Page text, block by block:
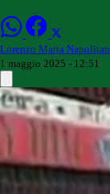
Lorenzo Maria
1 maggio 2025 - 12:51